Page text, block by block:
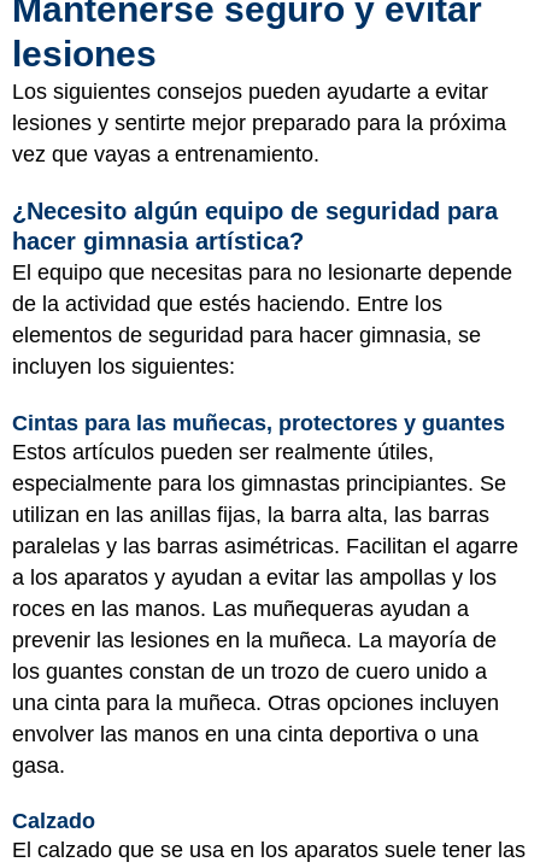
Mantenerse seguro y evitar
lesiones
Los siguientes consejos pueden ayudarte a evitar
lesiones y sentirte mejor preparado para la próxima
vez que vayas a entrenamiento.
¿Necesito algún equipo de seguridad para
hacer gimnasia artística?
El equipo que necesitas para no lesionarte depende
de la actividad que estés haciendo. Entre los
elementos de seguridad para hacer gimnasia, se
incluyen los siguientes:
Cintas para las muñecas, protectores y guantes
Estos artículos pueden ser realmente útiles,
especialmente para los gimnastas principiantes. Se
utilizan en las anillas fijas, la barra alta, las barras
paralelas y las barras asimétricas. Facilitan el agarre
a los aparatos y ayudan a evitar las ampollas y los
roces en las manos. Las muñequeras ayudan a
prevenir las lesiones en la muñeca. La mayoría de
los guantes constan de un trozo de cuero unido a
una cinta para la muñeca. Otras opciones incluyen
envolver las manos en una cinta deportiva o una
gasa.
Calzado
El calzado que se usa en los aparatos suele tener las